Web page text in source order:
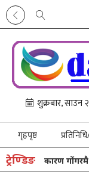
गृहपृष्ठ
ट्रेण्डिङ
कारण गोंगरमै रोकियो